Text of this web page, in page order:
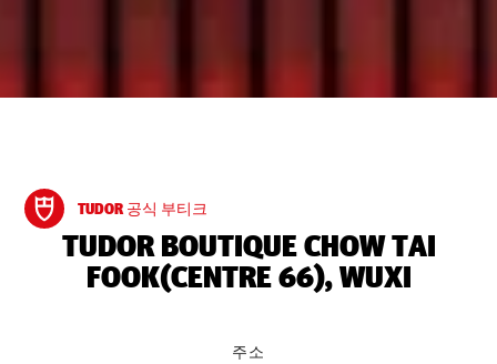
TUDOR 공식 부티크
‭TUDOR BOUTIQUE CHOW TAI
FOOK(CENTRE 66), WUXI‬
주소